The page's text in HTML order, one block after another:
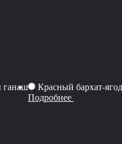
ганаш
Красный бархат-
Подробнее